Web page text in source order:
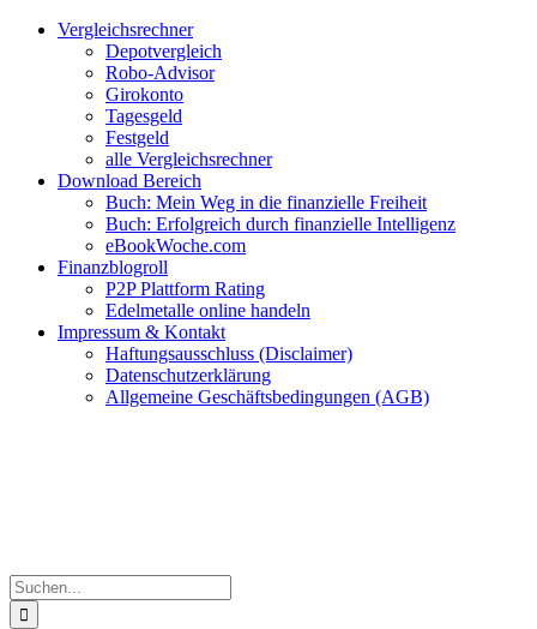
Zum
Facebook
Twitter
Instagram
Pinterest
YouTubeVergleichsrechner
Depotvergleich
Robo-Advisor
Girokonto
Tagesgeld
Festgeld
alle Vergleichsrechner
Download Bereich
Buch: Mein Weg in die finanzielle Freiheit
Buch: Erfolgreich durch finanzielle Intelligenz
eBookWoche.com
Finanzblogroll
P2P Plattform Rating
Edelmetalle online handeln
Impressum & Kontakt
Haftungsausschluss (Disclaimer)
Datenschutzerklärung
Allgemeine Geschäftsbedingungen (AGB)
Suche
nach: